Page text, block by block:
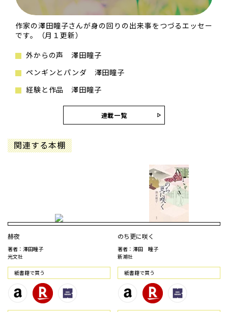
作家の澤田瞳子さんが身の回りの出来事をつづるエッセー
です。（月１更新）
外からの声 澤田瞳子
ペンギンとパンダ 澤田瞳子
経験と作品 澤田瞳子
連載一覧
関連する本棚
赫夜
著者：澤田瞳子
光文社
紙書籍で買う
のち更に咲く
著者：澤田 瞳子
新潮社
紙書籍で買う